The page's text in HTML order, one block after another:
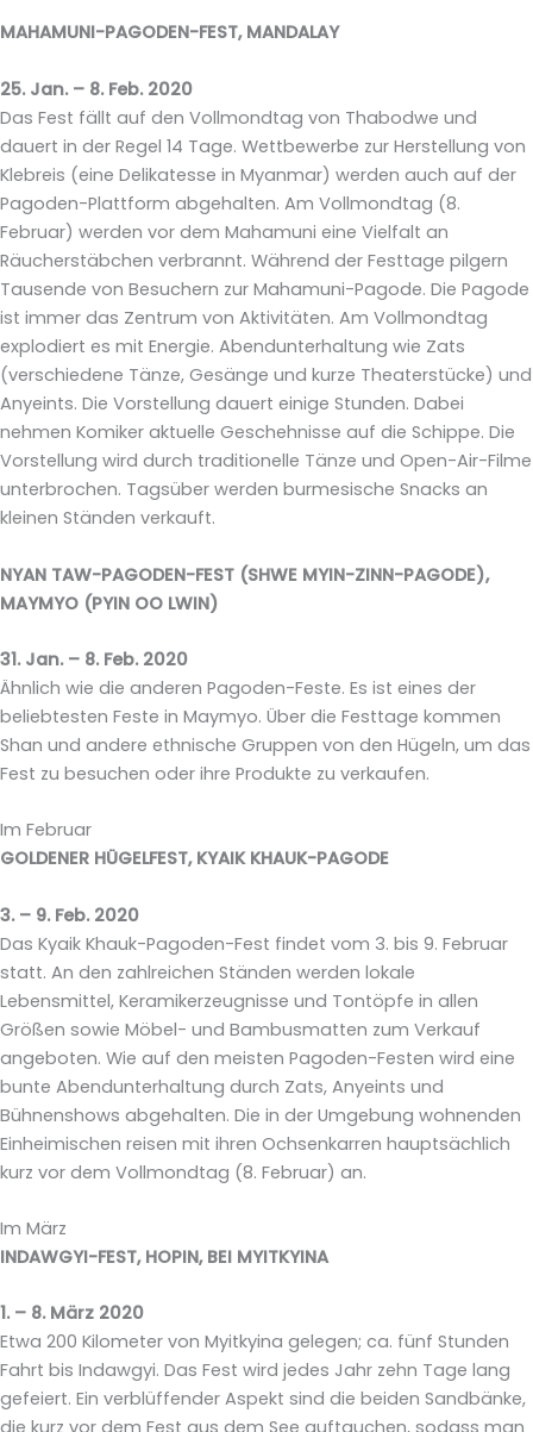
MAHAMUNI-PAGODEN-FEST, MANDALAY
25. Jan. – 8. Feb. 2020
Das Fest fällt auf den Vollmondtag von Thabodwe und
dauert in der Regel 14 Tage. Wettbewerbe zur Herstellung von
Klebreis (eine Delikatesse in Myanmar) werden auch auf der
Pagoden-Plattform abgehalten. Am Vollmondtag (8.
Februar) werden vor dem Mahamuni eine Vielfalt an
Räucherstäbchen verbrannt. Während der Festtage pilgern
Tausende von Besuchern zur Mahamuni-Pagode. Die Pagode
ist immer das Zentrum von Aktivitäten. Am Vollmondtag
explodiert es mit Energie. Abendunterhaltung wie Zats
(verschiedene Tänze, Gesänge und kurze Theaterstücke) und
Anyeints. Die Vorstellung dauert einige Stunden. Dabei
nehmen Komiker aktuelle Geschehnisse auf die Schippe. Die
Vorstellung wird durch traditionelle Tänze und Open-Air-Filme
unterbrochen. Tagsüber werden burmesische Snacks an
kleinen Ständen verkauft.
NYAN TAW-PAGODEN-FEST (SHWE MYIN-ZINN-PAGODE),
MAYMYO (PYIN OO LWIN)
31. Jan. – 8. Feb. 2020
Ähnlich wie die anderen Pagoden-Feste. Es ist eines der
beliebtesten Feste in Maymyo. Über die Festtage kommen
Shan und andere ethnische Gruppen von den Hügeln, um das
Fest zu besuchen oder ihre Produkte zu verkaufen.
Im Februar
GOLDENER HÜGELFEST, KYAIK KHAUK-PAGODE
3. – 9. Feb. 2020
Das Kyaik Khauk-Pagoden-Fest findet vom 3. bis 9. Februar
statt. An den zahlreichen Ständen werden lokale
Lebensmittel, Keramikerzeugnisse und Tontöpfe in allen
Größen sowie Möbel- und Bambusmatten zum Verkauf
angeboten. Wie auf den meisten Pagoden-Festen wird eine
bunte Abendunterhaltung durch Zats, Anyeints und
Bühnenshows abgehalten. Die in der Umgebung wohnenden
Einheimischen reisen mit ihren Ochsenkarren hauptsächlich
kurz vor dem Vollmondtag (8. Februar) an.
Im März
INDAWGYI-FEST, HOPIN, BEI MYITKYINA
1. – 8. März 2020
Etwa 200 Kilometer von Myitkyina gelegen; ca. fünf Stunden
Fahrt bis Indawgyi. Das Fest wird jedes Jahr zehn Tage lang
gefeiert. Ein verblüffender Aspekt sind die beiden Sandbänke,